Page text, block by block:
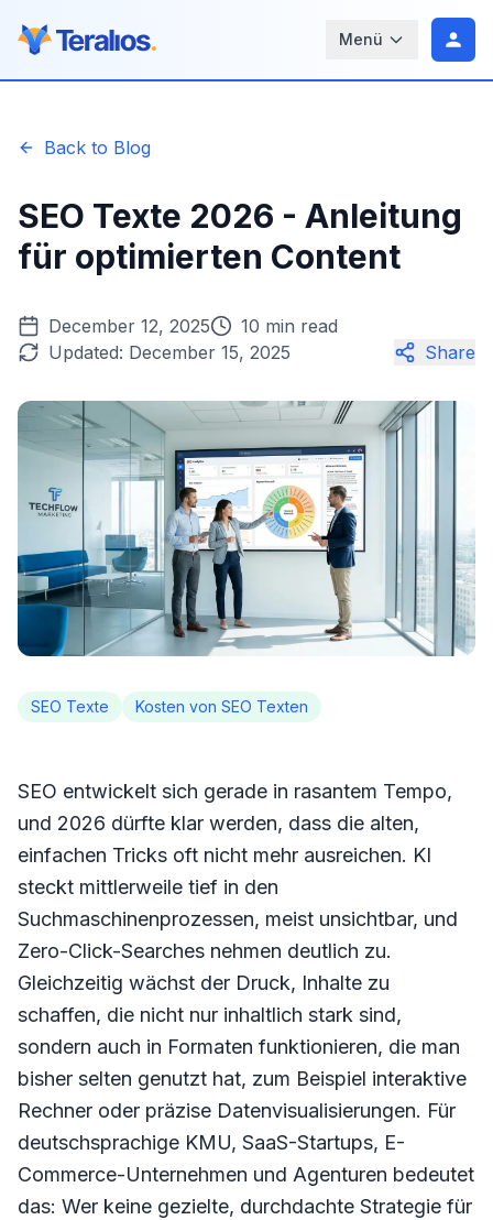
Menü
Back to Blog
SEO Texte 2026 - Anleitung
für optimierten Content
December 12, 2025
10 min read
Updated: December 15, 2025 Share
SEO Texte Kosten von SEO Texten
SEO entwickelt sich gerade in rasantem Tempo,
und 2026 dürfte klar werden, dass die alten,
einfachen Tricks oft nicht mehr ausreichen. KI
steckt mittlerweile tief in den
Suchmaschinenprozessen, meist unsichtbar, und
Zero-Click-Searches nehmen deutlich zu.
Gleichzeitig wächst der Druck, Inhalte zu
schaffen, die nicht nur inhaltlich stark sind,
sondern auch in Formaten funktionieren, die man
bisher selten genutzt hat, zum Beispiel interaktive
Rechner oder präzise Datenvisualisierungen. Für
deutschsprachige KMU, SaaS-Startups, E-
Commerce-Unternehmen und Agenturen bedeutet
das: Wer keine gezielte, durchdachte Strategie für